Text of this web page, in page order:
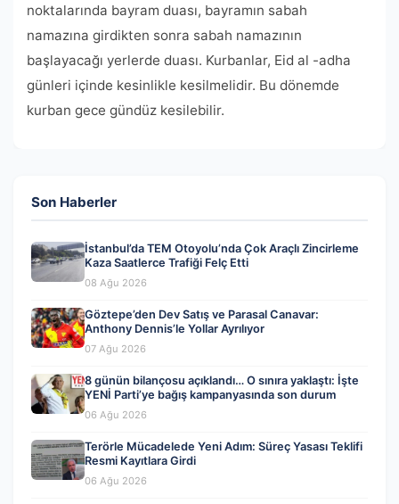
noktalarında bayram duası, bayramın sabah
namazına girdikten sonra sabah namazının
başlayacağı yerlerde duası. Kurbanlar, Eid al -adha
günleri içinde kesinlikle kesilmelidir. Bu dönemde
kurban gece gündüz kesilebilir.
Son Haberler
İstanbul’da TEM Otoyolu’nda Çok Araçlı Zincirleme
Kaza Saatlerce Trafiği Felç Etti
08 Ağu 2026
Göztepe’den Dev Satış ve Parasal Canavar:
Anthony Dennis’le Yollar Ayrılıyor
07 Ağu 2026
8 günün bilançosu açıklandı… O sınıra yaklaştı: İşte
YENİ Parti’ye bağış kampanyasında son durum
06 Ağu 2026
Terörle Mücadelede Yeni Adım: Süreç Yasası Teklifi
Resmi Kayıtlara Girdi
06 Ağu 2026